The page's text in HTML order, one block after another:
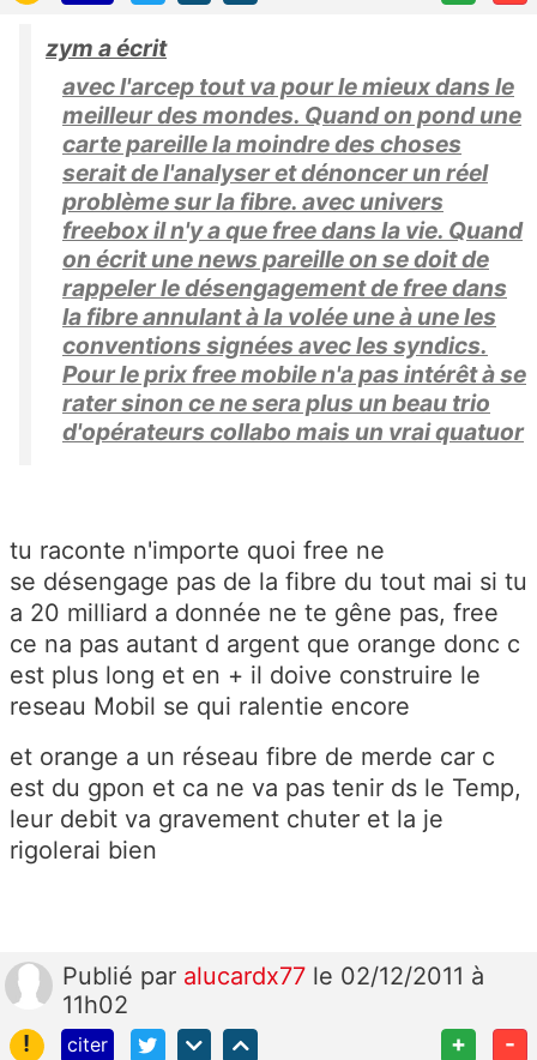
zym a écrit
avec l'arcep tout va pour le mieux dans le
meilleur des mondes. Quand on pond une
carte pareille la moindre des choses
serait de l'analyser et dénoncer un réel
problème sur la fibre. avec univers
freebox il n'y a que free dans la vie. Quand
on écrit une news pareille on se doit de
rappeler le désengagement de free dans
la fibre annulant à la volée une à une les
conventions signées avec les syndics.
Pour le prix free mobile n'a pas intérêt à se
rater sinon ce ne sera plus un beau trio
d'opérateurs collabo mais un vrai quatuor
tu raconte n'importe quoi free ne
se désengage pas de la fibre du tout mai si tu
a 20 milliard a donnée ne te gêne pas, free
ce na pas autant d argent que orange donc c
est plus long et en + il doive construire le
reseau Mobil se qui ralentie encore
et orange a un réseau fibre de merde car c
est du gpon et ca ne va pas tenir ds le Temp,
leur debit va gravement chuter et la je
rigolerai bien
Publié par alucardx77 le 02/12/2011 à
11h02
!
citer + -